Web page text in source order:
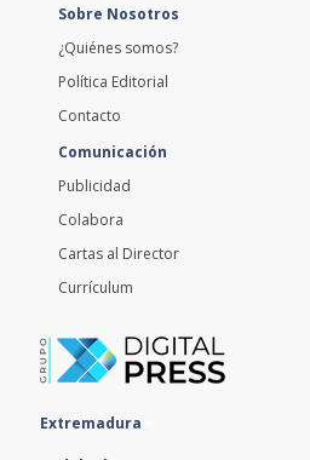
Sobre Nosotros
¿Quiénes somos?
Política Editorial
Contacto
Comunicación
Publicidad
Colabora
Cartas al Director
Currículum
Extremadura